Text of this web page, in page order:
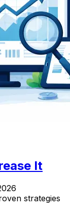
It
strategies